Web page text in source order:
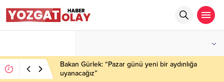
Bakan Gürlek: “Pazar günü yeni bir aydınlığa
uyanacağız”